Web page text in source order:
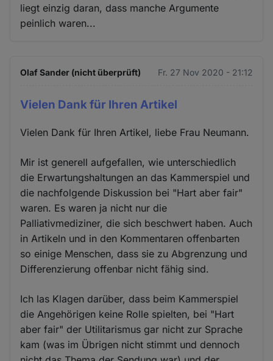
liegt einzig daran, dass manche Argumente
peinlich waren...
Olaf Sander (nicht überprüft) Fr. 27 Nov 2020 - 21:12
Vielen Dank für Ihren Artikel
Vielen Dank für Ihren Artikel, liebe Frau Neumann.
Mir ist generell aufgefallen, wie unterschiedlich
die Erwartungshaltungen an das Kammerspiel und
die nachfolgende Diskussion bei "Hart aber fair"
waren. Es waren ja nicht nur die
Palliativmediziner, die sich beschwert haben. Auch
in Artikeln und in den Kommentaren offenbarten
so einige Menschen, dass sie zu Abgrenzung und
Differenzierung offenbar nicht fähig sind.
Ich las Klagen darüber, dass beim Kammerspiel
die Angehörigen keine Rolle spielten, bei "Hart
aber fair" der Utilitarismus gar nicht zur Sprache
kam (was im Übrigen nicht stimmt und dennoch